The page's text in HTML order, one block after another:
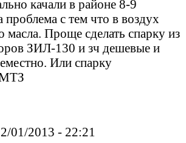
качали в районе 8-9
с тем что в воздух
масла. Проще сделать спарку из
ЗИЛ-130 и зч дешевые и
Или спарку
МТЗ
01/2013 - 22:21